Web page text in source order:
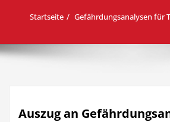
Startseite Gefährdungsanalysen für
Auszug an